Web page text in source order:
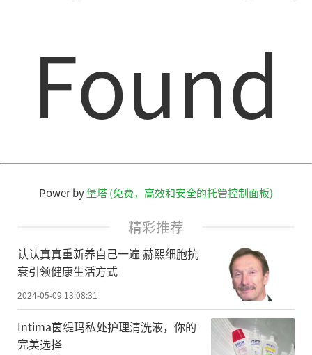
Found
Power by堡塔 (免费，高效和安全的托管控制面板)
精彩推荐
认认真真重新养自己一遍 赫熙细胞抗
衰引领健康生活方式
2024-05-09 13:08:31
Intima茵缇玛私处护理清洗液，你的
完美选择